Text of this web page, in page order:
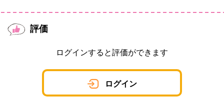
評価
ログインすると評価ができます
ログイン